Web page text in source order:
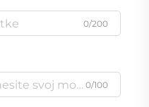
0/200
0/100